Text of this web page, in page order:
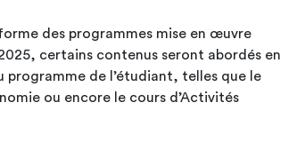
des programmes mise en œuvre
certains contenus seront abordés en
programme de l’étudiant, telles que le
ou encore le cours d’Activités